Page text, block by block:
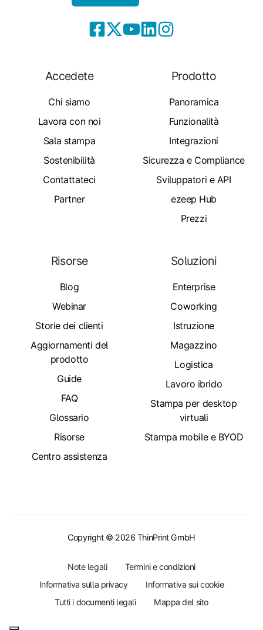
Accedete
Chi siamo
Lavora con noi
Sala stampa
Sostenibilità
Contattateci
Partner
Prodotto
Panoramica
Funzionalità
Integrazioni
Sicurezza e Compliance
Sviluppatori e API
ezeep Hub
Prezzi
Risorse
Blog
Webinar
Storie dei clienti
Aggiornamenti del
prodotto
Guide
FAQ
Glossario
Risorse
Centro assistenza
Soluzioni
Enterprise
Coworking
Istruzione
Magazzino
Logistica
Lavoro ibrido
Stampa per desktop
virtuali
Stampa mobile e BYOD
Copyright © 2026 ThinPrint GmbH
Note legali
Termini e condizioni
Informativa sulla privacy
Informativa sui cookie
Tutti i documenti legali
Mappa del sito